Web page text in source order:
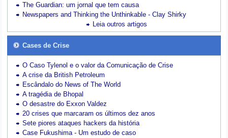
The Guardian: um jornal que tem causa
Newspapers and Thinking the Unthinkable - Clay Shirky
Leia outros artigos
Cases de Crise
O Caso Tylenol e o valor da Comunicação de Crise
A crise da British Petroleum
Escândalo do News of The World
A tragédia de Bhopal
O desastre do Exxon Valdez
20 crises que marcaram os últimos dez anos
Sete piores ataques hackers da história
Case Fukushima - Um estudo de caso